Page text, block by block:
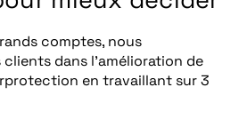
comptes, nous
dans l’amélioration de
en travaillant sur 3